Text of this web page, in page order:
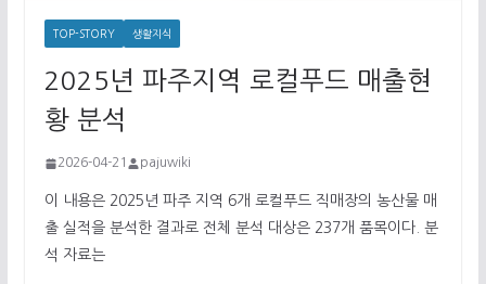
TOP-STORY 생활지식
2025년 파주지역 로컬푸드 매출현
황 분석
2026-04-21 pajuwiki
이 내용은 2025년 파주 지역 6개 로컬푸드 직매장의 농산물 매
출 실적을 분석한 결과로 전체 분석 대상은 237개 품목이다. 분
석 자료는